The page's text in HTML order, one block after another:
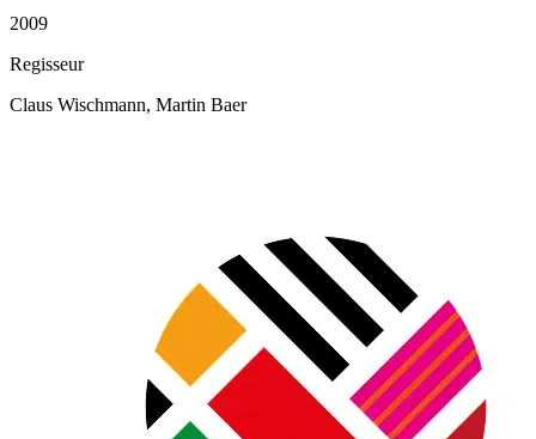
2009
Regisseur
Claus Wischmann, Martin Baer